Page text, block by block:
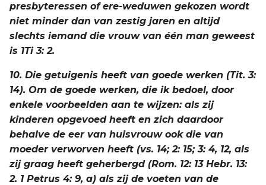
presbyteressen of ere-weduwen gekozen wordt
niet minder dan van zestig jaren en altijd
slechts iemand die vrouw van één man geweest
is 1Ti 3: 2.
10. Die getuigenis heeft van goede werken (Tit. 3:
14). Om de goede werken, die ik bedoel, door
enkele voorbeelden aan te wijzen: als zij
kinderen opgevoed heeft en zich daardoor
behalve de eer van huisvrouw ook die van
moeder verworven heeft (vs. 14; 2: 15; 3: 4, 12, als
zij graag heeft geherbergd (Rom. 12: 13 Hebr. 13:
2. 1 Petrus 4: 9, a) als zij de voeten van de